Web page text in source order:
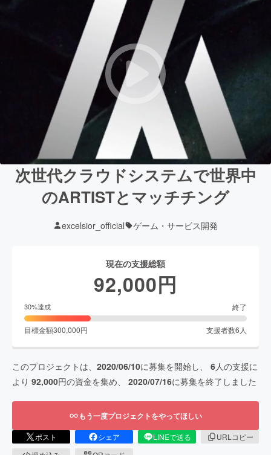
次世代クラウドシステムで世界中
のARTISTとマッチチング
excelsior_official ゲーム・サービス開発
現在の支援総額
92,000円
30%達成 終了
目標金額300,000円 支援者数6 人
このプロジェクトは、 2020/06/10に募集を開始し、 6人の支援に
より 92,000円の資金を集め、 2020/07/16に募集を終了しました
もう一度プロジェクトをやってほしい
ポスト シェア LINEで送る
URLコピー